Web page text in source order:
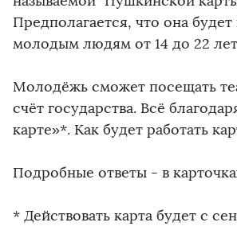
Предполагается, что она будет
молодым людям от 14 до 22
Молодёжь сможет посещать
счёт государства. Всё
карте»*. Как будет работать
Подробные ответы - в
* Действовать карта будет с